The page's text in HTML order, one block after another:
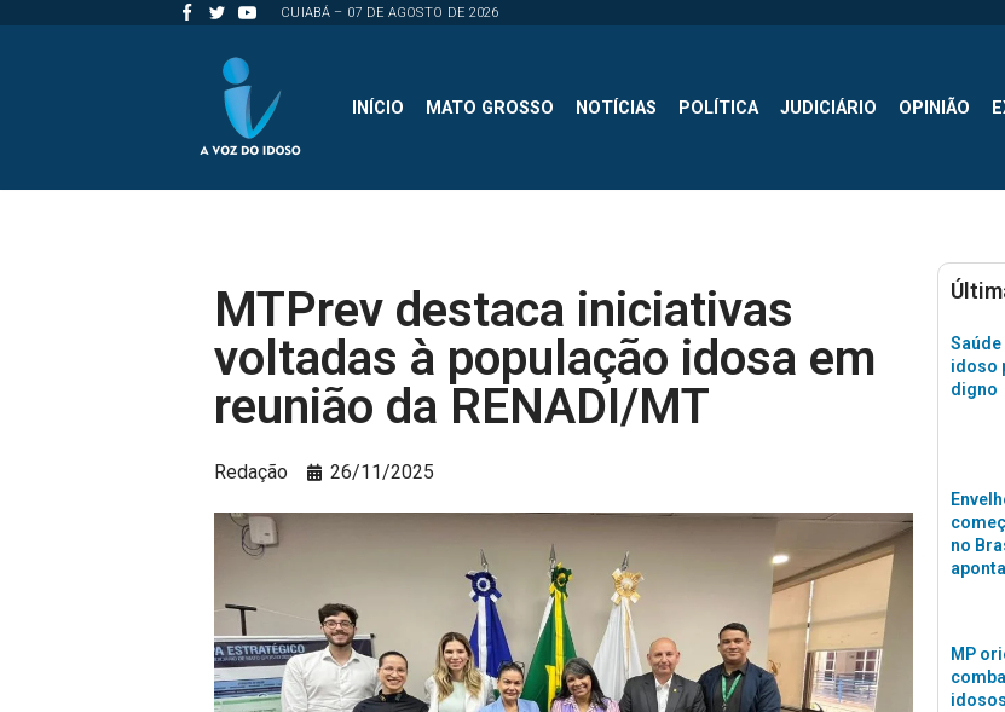
CUIABÁ – 07 DE AGOSTO DE 2026
INÍCIO MATO GROSSO NOTÍCIAS POLÍTICA JUDICIÁRIO OPINIÃO
MTPrev destaca iniciativas
voltadas à população idosa em
reunião da RENADI/MT
Redação 26/11/2025
idoso
digno
no
MP
idosos